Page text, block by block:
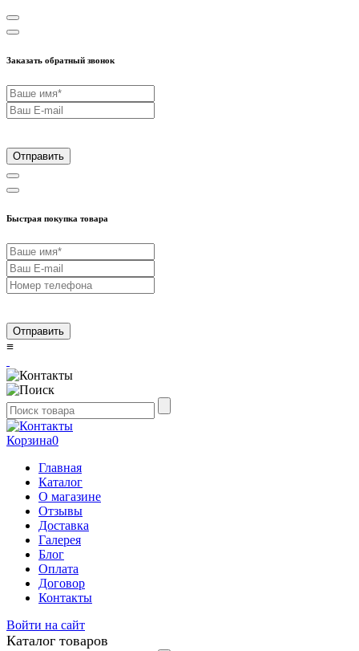
Заказать обратный звонок
Отправить
Быстрая покупка товара
Отправить
≡
Корзина0
Главная
Каталог
О магазине
Отзывы
Доставка
Галерея
Блог
Оплата
Договор
Контакты
Войти на сайт
Каталог товаров